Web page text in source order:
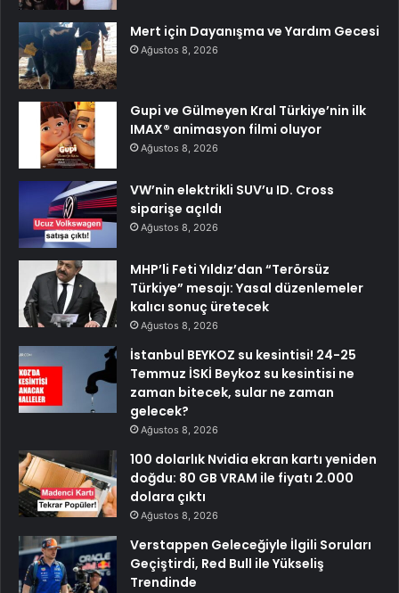
Mert için Dayanışma ve Yardım Gecesi
Ağustos 8, 2026
Gupi ve Gülmeyen Kral Türkiye’nin ilk
IMAX® animasyon filmi oluyor
Ağustos 8, 2026
VW’nin elektrikli SUV’u ID. Cross
siparişe açıldı
Ağustos 8, 2026
MHP’li Feti Yıldız’dan “Terörsüz
Türkiye” mesajı: Yasal düzenlemeler
kalıcı sonuç üretecek
Ağustos 8, 2026
İstanbul BEYKOZ su kesintisi! 24-25
Temmuz İSKİ Beykoz su kesintisi ne
zaman bitecek, sular ne zaman
gelecek?
Ağustos 8, 2026
100 dolarlık Nvidia ekran kartı yeniden
doğdu: 80 GB VRAM ile fiyatı 2.000
dolara çıktı
Ağustos 8, 2026
Verstappen Geleceğiyle İlgili Soruları
Geçiştirdi, Red Bull ile Yükseliş
Trendinde